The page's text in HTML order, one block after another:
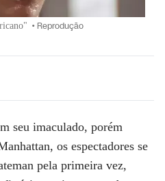
• Reprodução
seu imaculado, porém
os espectadores se
pela primeira vez,